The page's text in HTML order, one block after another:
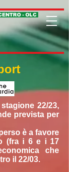
- OLC
22/23,
prevista per
è a favore
(fra i 6 e i 17
che
il 22/03.